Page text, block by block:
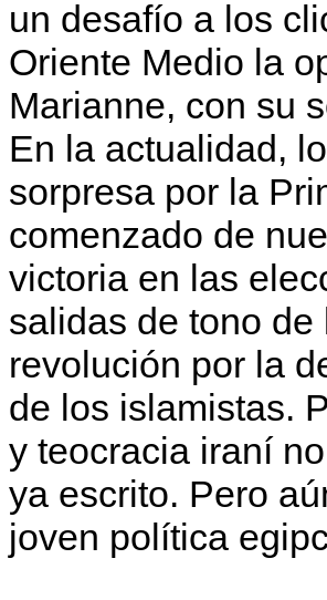
un desafío a los
Oriente Medio la
Marianne, con su
En la actualidad,
sorpresa por la
comenzado de
victoria en las
salidas de tono
revolución por la
de los islamistas.
y teocracia iraní
ya escrito. Pero
joven política